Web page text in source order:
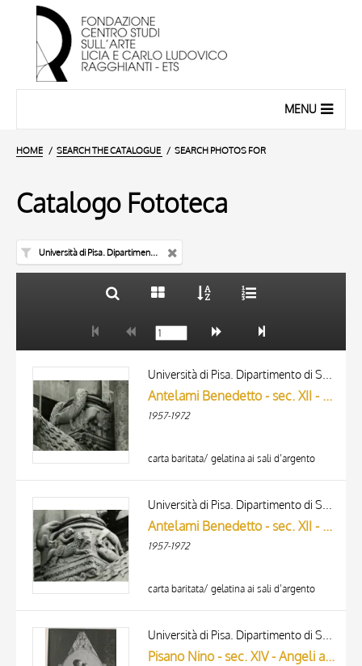
MENU
HOME SEARCH THE CATALOGUE SEARCH PHOTOS FOR
Catalogo Fototeca
Università di Pisa. Dipartimento di Storia delle Arti
AUTHOR
MATERIAL AND TECHNIQUEAntelami Benedetto - sec. XII - Leone stiloforo, particolare del basamento soprastante
1957-1972
carta baritata/ gelatina ai sali d’argento
Antelami Benedetto - sec. XII - Leone stiloforo, particolare del basamento soprastante con scene di caccia
1957-1972
carta baritata/ gelatina ai sali d’argento
Pisano Nino - sec. XIV - Angeli adoranti la Madonna con Bambino